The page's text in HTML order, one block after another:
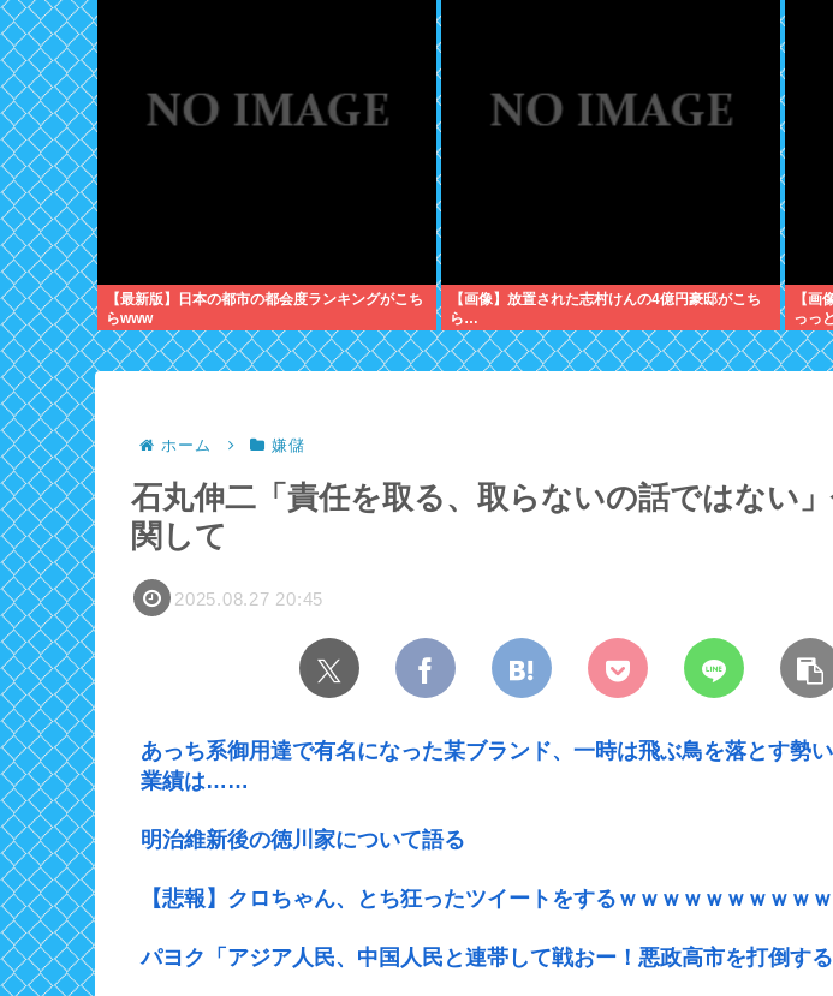
【最新版】日本の都市の都会度ランキングがこち
らwww
【画像】放置された志村けんの4億円豪邸がこち
ら…
【
っっ
ホーム 嫌儲
石丸伸二「責任を取る、取らないの話ではない
関して
2025.08.27 20:45
あっち系御用達で有名になった某ブランド、一時は飛ぶ鳥を落とす勢
業績は……
明治維新後の徳川家について語る
【悲報】クロちゃん、とち狂ったツイートをするｗｗｗｗｗｗｗｗｗ
パヨク「アジア人民、中国人民と連帯して戦おー！悪政高市を打倒する